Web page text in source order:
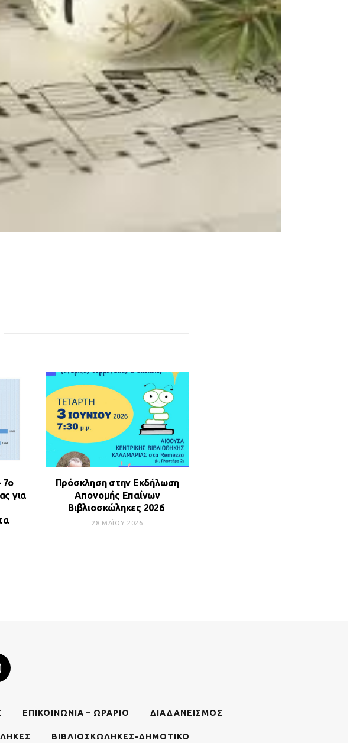
7ο
για
Πρόσκληση στην Εκδήλωση
Απονομής Επαίνων
Βιβλιοσκώληκες 2026
28 ΜΑΪ́ΟΥ 2026
ΕΠΙΚΟΙΝΩΝΊΑ – ΩΡΆΡΙΟ ΔΙΑΔΑΝΕΙΣΜΌΣ
ΒΙΒΛΙΟΣΚΏΛΗΚΕΣ-ΔΗΜΟΤΙΚΌ